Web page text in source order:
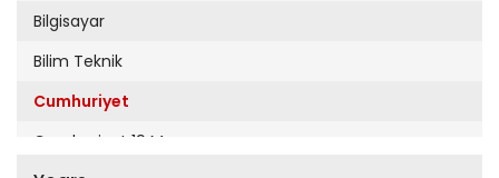
Bilgisayar
Bilim Teknik
Cumhuriyet
Cumhuriyet 19 Mayıs